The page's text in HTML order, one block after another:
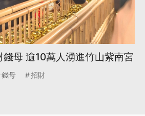
母 逾10萬人湧進竹山紫南宮
錢母 招財